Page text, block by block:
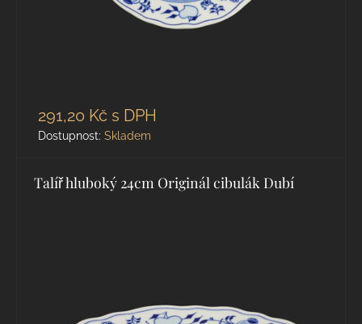
291,20 Kč s DPH
Dostupnost: Skladem
Talíř hluboký 24cm Originál cibulák Dubí